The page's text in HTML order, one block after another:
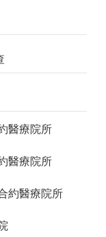
醫療院所
醫療院所
約醫療院所